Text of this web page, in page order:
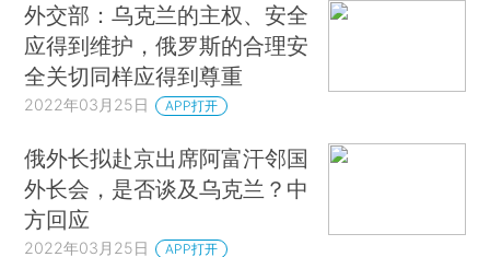
外交部：乌克兰的主权、安全
应得到维护，俄罗斯的合理安
全关切同样应得到尊重
2022年03月25日 APP打开
俄外长拟赴京出席阿富汗邻国
外长会，是否谈及乌克兰？中
方回应
2022年03月25日 APP打开